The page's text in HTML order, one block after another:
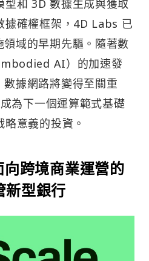
型和 3D 數據生成與獲取
據確權框架，4D Labs 已
域的早期先驅。隨著數
AI）的加速發
據網路將變得至關重
為下一個運算範式基礎
意義的投資。
向跨境商業運營的
新型銀行